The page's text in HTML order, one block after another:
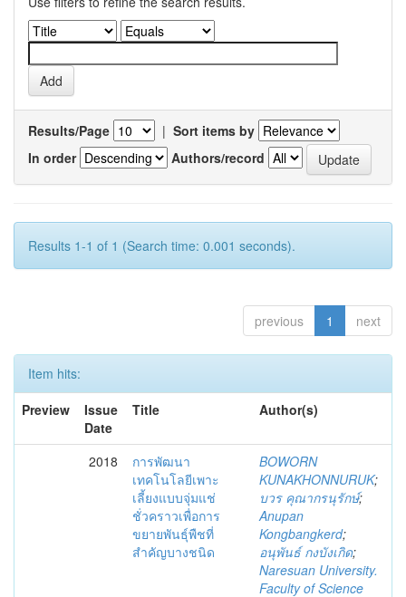
Results/Page | Sort items by
In order
Authors/record
Results 1-1 of 1 (Search time: 0.001 seconds).
previous 1 next
Item hits:
Preview
Issue
Date
Title Author(s)
2018
การพัฒนา
เทคโนโลยีเพาะ
เลี้ยงแบบจุ่มแช่
ชั่วคราวเพื่อการ
ขยายพันธุ์พืชที่
สำคัญบางชนิด
BOWORN
KUNAKHONNURUK;
บวร คุณากรนุรักษ์;
Anupan
Kongbangkerd;
อนุพันธ์ กงบังเกิด;
Naresuan University.
Faculty of Science